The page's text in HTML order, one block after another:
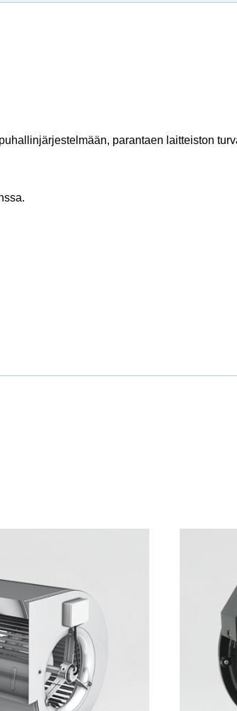
parantaen laitteiston